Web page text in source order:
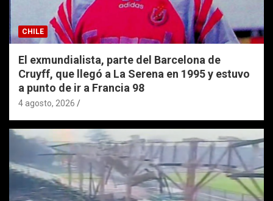
CHILE
El exmundialista, parte del Barcelona de
Cruyff, que llegó a La Serena en 1995 y estuvo
a punto de ir a Francia 98
4 agosto, 2026